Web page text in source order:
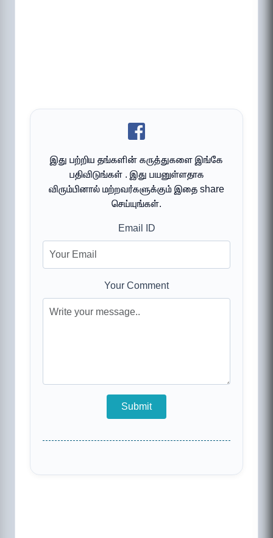
இது பற்றிய தங்களின் கருத்துகளை இங்கே
பதிவிடுங்கள் . இது பயனுள்ளதாக
விரும்பினால் மற்றவர்களுக்கும் இதை share
செய்யுங்கள்.
Email ID
Your Comment